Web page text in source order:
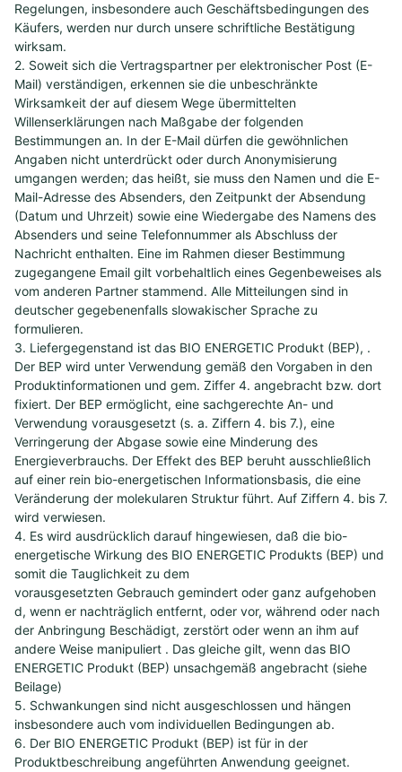
Regelungen, insbesondere auch Geschäftsbedingungen des
Käufers, werden nur durch unsere schriftliche Bestätigung
wirksam.
2. Soweit sich die Vertragspartner per elektronischer Post (E-
Mail) verständigen, erkennen sie die unbeschränkte
Wirksamkeit der auf diesem Wege übermittelten
Willenserklärungen nach Maßgabe der folgenden
Bestimmungen an. In der E-Mail dürfen die gewöhnlichen
Angaben nicht unterdrückt oder durch Anonymisierung
umgangen werden; das heißt, sie muss den Namen und die E-
Mail-Adresse des Absenders, den Zeitpunkt der Absendung
(Datum und Uhrzeit) sowie eine Wiedergabe des Namens des
Absenders und seine Telefonnummer als Abschluss der
Nachricht enthalten. Eine im Rahmen dieser Bestimmung
zugegangene Email gilt vorbehaltlich eines Gegenbeweises als
vom anderen Partner stammend. Alle Mitteilungen sind in
deutscher gegebenenfalls slowakischer Sprache zu
formulieren.
3. Liefergegenstand ist das BIO ENERGETIC Produkt (BEP), .
Der BEP wird unter Verwendung gemäß den Vorgaben in den
Produktinformationen und gem. Ziffer 4. angebracht bzw. dort
fixiert. Der BEP ermöglicht, eine sachgerechte An- und
Verwendung vorausgesetzt (s. a. Ziffern 4. bis 7.), eine
Verringerung der Abgase sowie eine Minderung des
Energieverbrauchs. Der Effekt des BEP beruht ausschließlich
auf einer rein bio-energetischen Informationsbasis, die eine
Veränderung der molekularen Struktur führt. Auf Ziffern 4. bis 7.
wird verwiesen.
4. Es wird ausdrücklich darauf hingewiesen, daß die bio-
energetische Wirkung des BIO ENERGETIC Produkts (BEP) und
somit die Tauglichkeit zu dem
vorausgesetzten Gebrauch gemindert oder ganz aufgehoben
d, wenn er nachträglich entfernt, oder vor, während oder nach
der Anbringung Beschädigt, zerstört oder wenn an ihm auf
andere Weise manipuliert . Das gleiche gilt, wenn das BIO
ENERGETIC Produkt (BEP) unsachgemäß angebracht (siehe
Beilage)
5. Schwankungen sind nicht ausgeschlossen und hängen
insbesondere auch vom individuellen Bedingungen ab.
6. Der BIO ENERGETIC Produkt (BEP) ist für in der
Produktbeschreibung angeführten Anwendung geeignet.